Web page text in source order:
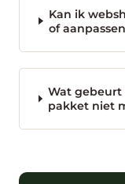
Kan ik
of
Wat gebeurt
pakket niet